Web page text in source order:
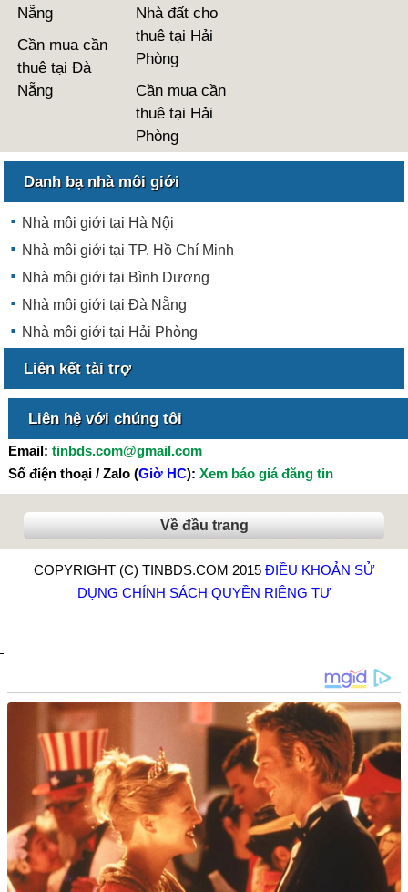
Nẵng
Cần mua cần
thuê tại Đà
Nẵng
Nhà đất cho
thuê tại Hải
Phòng
Cần mua cần
thuê tại Hải
Phòng
Danh bạ nhà môi giới
Nhà môi giới tại Hà Nội
Nhà môi giới tại TP. Hồ Chí Minh
Nhà môi giới tại Bình Dương
Nhà môi giới tại Đà Nẵng
Nhà môi giới tại Hải Phòng
Liên kết tài trợ
Liên hệ với chúng tôi
Email: tinbds.com@gmail.com
Số điện thoại / Zalo (Giờ HC): Xem báo giá đăng tin
Về đầu trang
COPYRIGHT (C) TINBDS.COM 2015 ĐIỀU KHOẢN SỬ
DỤNG CHÍNH SÁCH QUYỀN RIÊNG TƯ